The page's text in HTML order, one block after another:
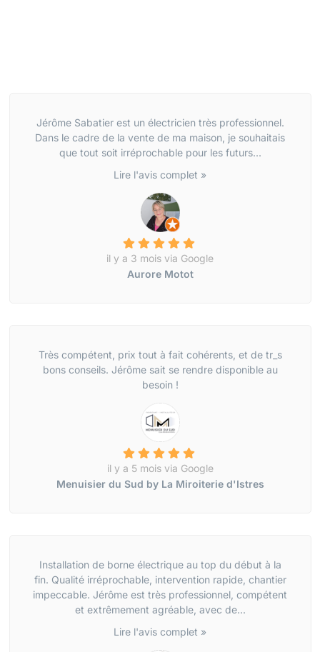
Jérôme Sabatier est un électricien très professionnel.
Dans le cadre de la vente de ma maison, je souhaitais
que tout soit irréprochable pour les futurs...
Lire l'avis complet »
il y a 3 mois via Google
Aurore Motot
Très compétent, prix tout à fait cohérents, et de tr_s
bons conseils. Jérôme sait se rendre disponible au
besoin !
il y a 5 mois via Google
Menuisier du Sud by La Miroiterie d'Istres
Installation de borne électrique au top du début à la
fin. Qualité irréprochable, intervention rapide, chantier
impeccable. Jérôme est très professionnel, compétent
et extrêmement agréable, avec de...
Lire l'avis complet »